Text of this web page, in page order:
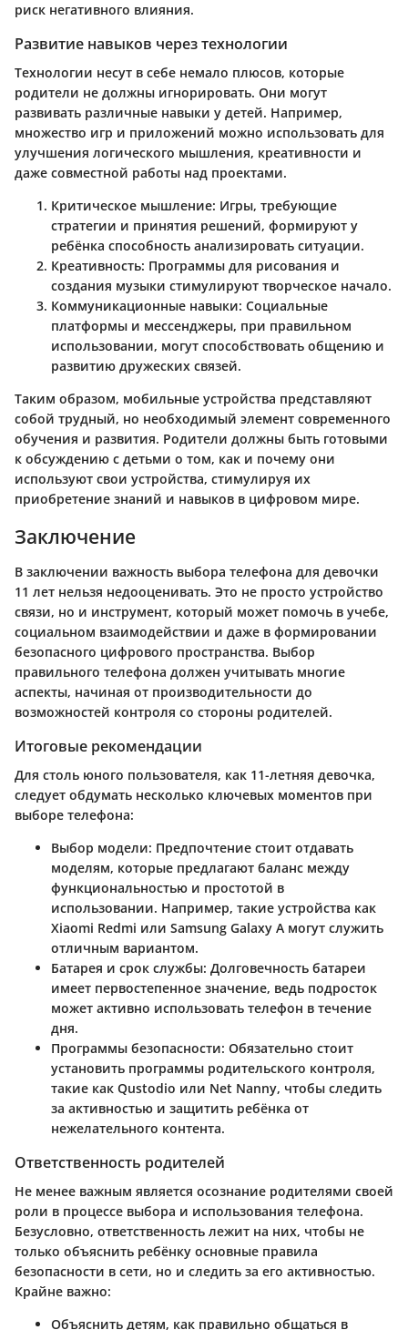
риск негативного влияния.
Развитие навыков через технологии
Технологии несут в себе немало плюсов, которые
родители не должны игнорировать. Они могут
развивать различные навыки у детей. Например,
множество игр и приложений можно использовать для
улучшения логического мышления, креативности и
даже совместной работы над проектами.
Критическое мышление: Игры, требующие
стратегии и принятия решений, формируют у
ребёнка способность анализировать ситуации.
Креативность: Программы для рисования и
создания музыки стимулируют творческое начало.
Коммуникационные навыки: Социальные
платформы и мессенджеры, при правильном
использовании, могут способствовать общению и
развитию дружеских связей.
Таким образом, мобильные устройства представляют
собой трудный, но необходимый элемент современного
обучения и развития. Родители должны быть готовыми
к обсуждению с детьми о том, как и почему они
используют свои устройства, стимулируя их
приобретение знаний и навыков в цифровом мире.
Заключение
В заключении важность выбора телефона для девочки
11 лет нельзя недооценивать. Это не просто устройство
связи, но и инструмент, который может помочь в учебе,
социальном взаимодействии и даже в формировании
безопасного цифрового пространства. Выбор
правильного телефона должен учитывать многие
аспекты, начиная от производительности до
возможностей контроля со стороны родителей.
Итоговые рекомендации
Для столь юного пользователя, как 11-летняя девочка,
следует обдумать несколько ключевых моментов при
выборе телефона:
Выбор модели: Предпочтение стоит отдавать
моделям, которые предлагают баланс между
функциональностью и простотой в
использовании. Например, такие устройства как
Xiaomi Redmi или Samsung Galaxy A могут служить
отличным вариантом.
Батарея и срок службы: Долговечность батареи
имеет первостепенное значение, ведь подросток
может активно использовать телефон в течение
дня.
Программы безопасности: Обязательно стоит
установить программы родительского контроля,
такие как Qustodio или Net Nanny, чтобы следить
за активностью и защитить ребёнка от
нежелательного контента.
Ответственность родителей
Не менее важным является осознание родителями своей
роли в процессе выбора и использования телефона.
Безусловно, ответственность лежит на них, чтобы не
только объяснить ребёнку основные правила
безопасности в сети, но и следить за его активностью.
Крайне важно:
Объяснить детям, как правильно общаться в